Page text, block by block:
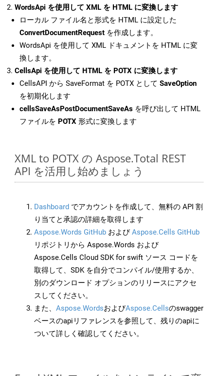
WordsApi を使用して XML を HTML に変換します
ローカル ファイル名と形式を HTML に設定した
ConvertDocumentRequest を作成します。
WordsApi を使用して XML ドキュメントを HTML に変
換します。
CellsApi を使用して HTML を POTX に変換します
CellsAPI から SaveFormat を POTX として SaveOption
を初期化します
cellsSaveAsPostDocumentSaveAs を呼び出して HTML
ファイルを POTX 形式に変換します
XML to POTX の Aspose.Total REST
API を活用し始めましょう
Dashboard でアカウントを作成して、無料の API 割
り当てと承認の詳細を取得します
Aspose.Words GitHub およびAspose.Cells GitHub
リポジトリから Aspose.Words および
Aspose.Cells Cloud SDK for swift ソース コードを
取得して、SDK を自分でコンパイル/使用するか、
別のダウンロード オプションのリリースにアクセ
スしてください。
また、 Aspose.WordsおよびAspose.Cellsのswagger
ベースのapiリファレンスを参照して、残りのapiに
ついて詳しく確認してください。